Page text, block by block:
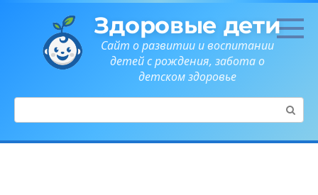
Здоровые дети
Сайт о развитии и воспитании
детей с рождения, забота о
детском здоровье
Поиск: